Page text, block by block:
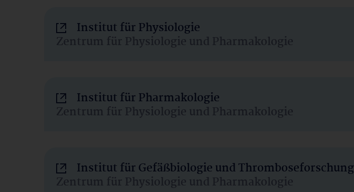
Institut für Physiologie
Zentrum für Physiologie und Pharmakologie
Institut für Pharmakologie
Zentrum für Physiologie und Pharmakologie
Institut für Gefäßbiologie und Thromboseforschung
Zentrum für Physiologie und Pharmakologie